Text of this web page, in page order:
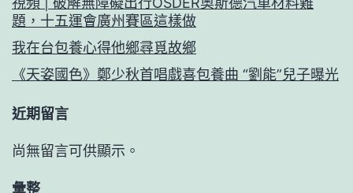
題，十五運會廣州賽區這樣做
我在台包養心得他鄉尋覓故鄉
《天姿國色》鄭少秋首唱戲喜包養曲 “劉能”兒子曝光
近期留言
尚無留言可供顯示。
彙整